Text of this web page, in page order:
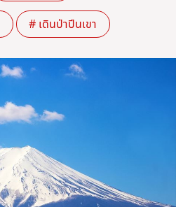
# เดินป่าปีนเขา